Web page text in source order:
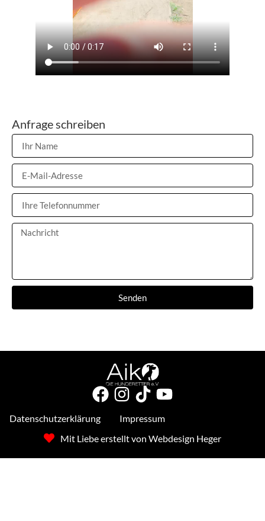
Anfrage schreiben
Senden
Datenschutzerklärung
Impressum
Mit Liebe erstellt von Webdesign Heger